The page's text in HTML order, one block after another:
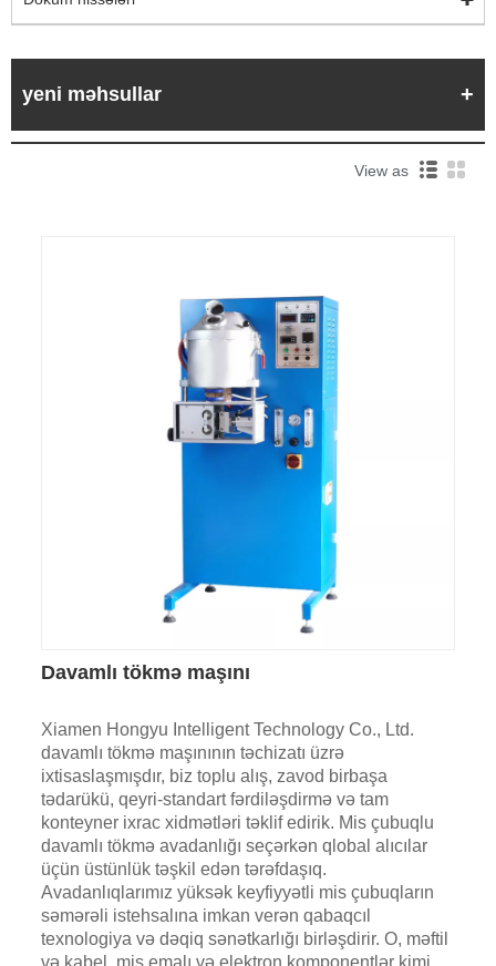
yeni məhsullar
View as
Davamlı tökmə maşını
Xiamen Hongyu Intelligent Technology Co., Ltd.
davamlı tökmə maşınının təchizatı üzrə
ixtisaslaşmışdır, biz toplu alış, zavod birbaşa
tədarükü, qeyri-standart fərdiləşdirmə və tam
konteyner ixrac xidmətləri təklif edirik. Mis çubuqlu
davamlı tökmə avadanlığı seçərkən qlobal alıcılar
üçün üstünlük təşkil edən tərəfdaşıq.
Avadanlıqlarımız yüksək keyfiyyətli mis çubuqların
səmərəli istehsalına imkan verən qabaqcıl
texnologiya və dəqiq sənətkarlığı birləşdirir. O, məftil